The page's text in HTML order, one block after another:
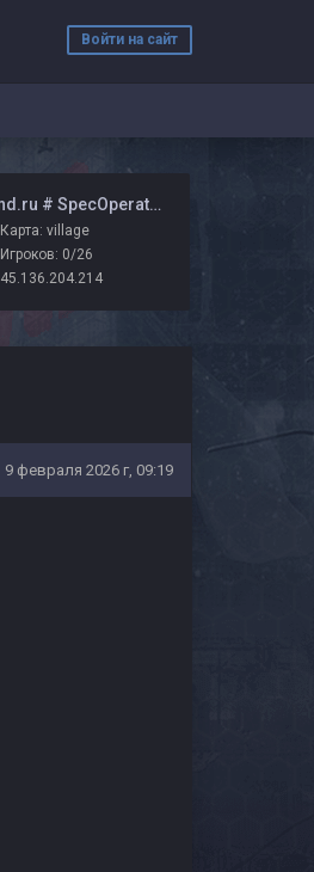
Войти на сайт
️ ZombieGround.ru # SpecOperations
Карта: village
Игроков: 0/26
45.136.204.214
9 февраля 2026 г, 09:19